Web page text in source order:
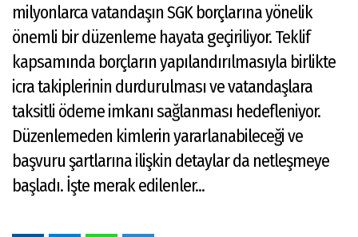
milyonlarca vatandaşın SGK borçlarına yönelik
önemli bir düzenleme hayata geçiriliyor. Teklif
kapsamında borçların yapılandırılmasıyla birlikte
icra takiplerinin durdurulması ve vatandaşlara
taksitli ödeme imkanı sağlanması hedefleniyor.
Düzenlemeden kimlerin yararlanabileceği ve
başvuru şartlarına ilişkin detaylar da netleşmeye
başladı. İşte merak edilenler...